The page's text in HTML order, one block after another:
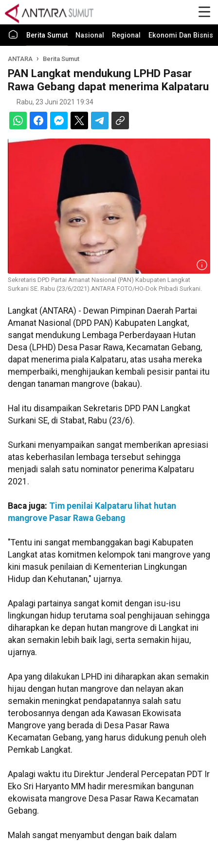
Berita Sumut Nasional Regional Ekonomi Dan Bisnis
ANTARA Berita Sumut
PAN Langkat mendukung LPHD Pasar
Rawa Gebang dapat menerima Kalpataru
Rabu, 23 Juni 2021 19:34
Sekretaris DPD Partai Amanat Nasional (PAN) Kabupaten Langkat
Surkani SE. Rabu (23/6/2021).ANTARA FOTO/HO-Dok Pribadi Surkani.
Langkat (ANTARA) - Dewan Pimpinan Daerah Partai
Amanat Nasional (DPD PAN) Kabupaten Langkat,
sangat mendukung Lembaga Perberdayaan Hutan
Desa (LPHD) Desa Pasar Rawa, Kecamatan Gebang,
dapat menerima piala Kalpataru, atas usaha mereka
memperbaiki, menghijaukan kembali pesisir pantai itu
dengan tanaman mangrove (bakau).
Hal itu disampaikan Sekretaris DPD PAN Langkat
Surkani SE, di Stabat, Rabu (23/6).
Surkani menyampaikan sangat memberikan apresiasi
atas keberhasilan lembaga tersebut sehingga
menjadi salah satu nominator penerima Kalpataru
2021.
Baca juga: Tim penilai Kalpataru lihat hutan
mangrove Pasar Rawa Gebang
"Tentu ini sangat membanggakan bagi Kabupaten
Langkat atas komitmen kelompok tani mangrove yang
kini masuk penilaian di Kementerian Lingkungan
Hidup dan Kehutanan," ujarnya.
Apalagi partainya sangat komit dengan isu-isu
lingkungan hidup terutama soal penghijauan sehingga
diharapkan ke depan hutan mangrove di Langkat ini
akan semakin lebih baik lagi, serta semakin hijau,
ujarnya.
Apa yang dilakukan LPHD ini diharapkan akan semakin
hijau dengan hutan mangrove dan nelayan akan
semakin meningkat pendapatannya salah satu
terobosannya dengan ada Kawasan Ekowisata
Mangrove yang berada di Desa Pasar Rawa
Kecamatan Gebang, yang harus didukung penuh oleh
Pemkab Langkat.
Apalagi waktu itu Direktur Jenderal Percepatan PDT Ir
Eko Sri Haryanto MM hadir meresmikan bangunan
ekowisata mangrove Desa Pasar Rawa Kecamatan
Gebang.
Malah sangat menyambut dengan baik dalam